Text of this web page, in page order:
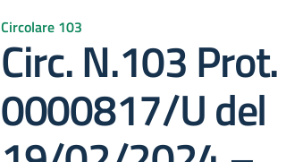
Circolare 103
Circ. N.103 Prot.
0000817/U del